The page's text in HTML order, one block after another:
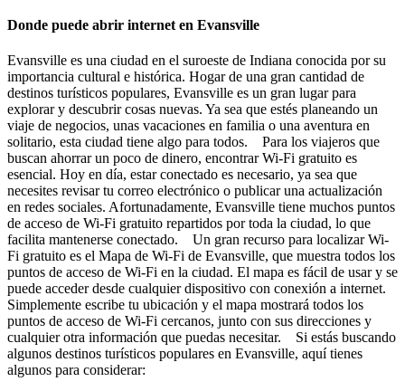
Donde puede abrir internet en Evansville
Evansville es una ciudad en el suroeste de Indiana conocida por su
importancia cultural e histórica. Hogar de una gran cantidad de
destinos turísticos populares, Evansville es un gran lugar para
explorar y descubrir cosas nuevas. Ya sea que estés planeando un
viaje de negocios, unas vacaciones en familia o una aventura en
solitario, esta ciudad tiene algo para todos. Para los viajeros que
buscan ahorrar un poco de dinero, encontrar Wi-Fi gratuito es
esencial. Hoy en día, estar conectado es necesario, ya sea que
necesites revisar tu correo electrónico o publicar una actualización
en redes sociales. Afortunadamente, Evansville tiene muchos puntos
de acceso de Wi-Fi gratuito repartidos por toda la ciudad, lo que
facilita mantenerse conectado. Un gran recurso para localizar Wi-
Fi gratuito es el Mapa de Wi-Fi de Evansville, que muestra todos los
puntos de acceso de Wi-Fi en la ciudad. El mapa es fácil de usar y se
puede acceder desde cualquier dispositivo con conexión a internet.
Simplemente escribe tu ubicación y el mapa mostrará todos los
puntos de acceso de Wi-Fi cercanos, junto con sus direcciones y
cualquier otra información que puedas necesitar. Si estás buscando
algunos destinos turísticos populares en Evansville, aquí tienes
algunos para considerar: